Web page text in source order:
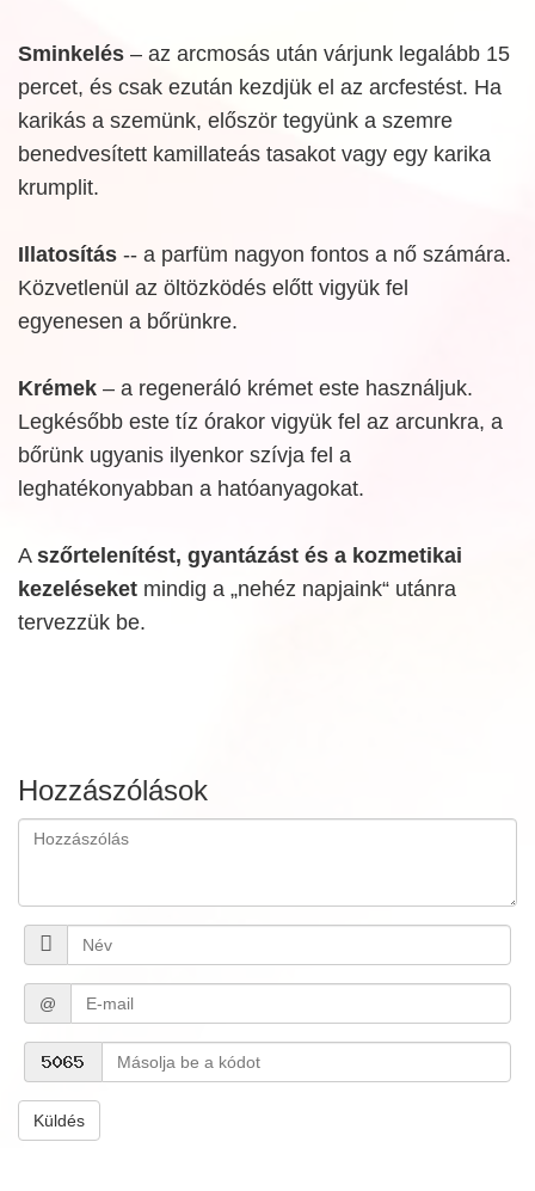
Sminkelés – az arcmosás után várjunk legalább 15
percet, és csak ezután kezdjük el az arcfestést. Ha
karikás a szemünk, először tegyünk a szemre
benedvesített kamillateás tasakot vagy egy karika
krumplit.
Illatosítás -- a parfüm nagyon fontos a nő számára.
Közvetlenül az öltözködés előtt vigyük fel
egyenesen a bőrünkre.
Krémek – a regeneráló krémet este használjuk.
Legkésőbb este tíz órakor vigyük fel az arcunkra, a
bőrünk ugyanis ilyenkor szívja fel a
leghatékonyabban a hatóanyagokat.
A szőrtelenítést, gyantázást és a kozmetikai
kezeléseket mindig a „nehéz napjaink“ utánra
tervezzük be.
Hozzászólások
@
Küldés